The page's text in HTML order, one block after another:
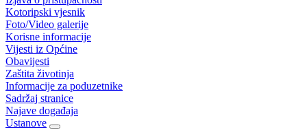
Kotoripski vjesnik
Foto/Video galerije
Korisne informacije
Vijesti iz Općine
Obavijesti
Zaštita životinja
Informacije za poduzetnike
Sadržaj stranice
Najave događaja
Ustanove